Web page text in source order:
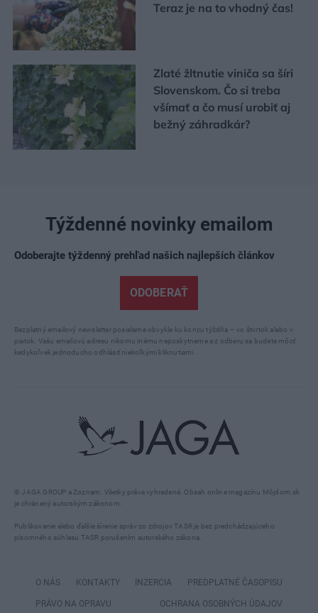
Teraz je na to vhodný čas!
Zlaté žltnutie viniča sa šíri
Slovenskom. Čo si treba
všímať a čo musí urobiť aj
bežný záhradkár?
© JAGA GROUP a Zoznam. Všetky práva vyhradené. Obsah online magazínu Môjdom.sk
je chránený autorským zákonom.
Publikovanie alebo ďalšie šírenie správ zo zdrojov TASR je bez predchádzajúceho
písomného súhlasu TASR porušením autorského zákona.
Týždenné novinky emailom
Odoberajte týždenný prehľad našich najlepších článkov
ODOBERAŤ
Bezplatný emailový newsletter posielame obvykle ku koncu týždňa – vo štvrtok alebo v
piatok. Vašu emailovú adresu nikomu inému neposkytneme a z odberu sa budete môcť
kedykoľvek jednoducho odhlásiť niekoľkými kliknutiami.
O NÁS KONTAKTY INZERCIA PREDPLATNÉ ČASOPISU
PRÁVO NA OPRAVU OCHRANA OSOBNÝCH ÚDAJOV